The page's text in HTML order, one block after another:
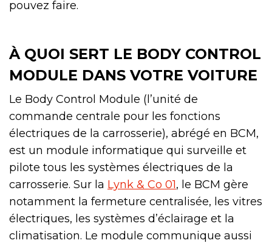
pouvez faire.
À QUOI SERT LE BODY CONTROL
MODULE DANS VOTRE VOITURE
Le Body Control Module (l’unité de
commande centrale pour les fonctions
électriques de la carrosserie), abrégé en BCM,
est un module informatique qui surveille et
pilote tous les systèmes électriques de la
carrosserie. Sur la Lynk & Co 01, le BCM gère
notamment la fermeture centralisée, les vitres
électriques, les systèmes d’éclairage et la
climatisation. Le module communique aussi